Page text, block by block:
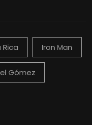
Iron Man
Gómez